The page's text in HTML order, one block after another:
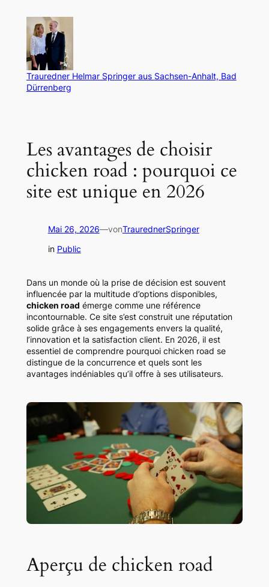
springen
Trauredner Helmar Springer aus Sachsen-Anhalt, Bad
Dürrenberg
Les avantages de choisir
chicken road : pourquoi ce
site est unique en 2026
Mai 26, 2026—vonTraurednerSpringer
in Public
Dans un monde où la prise de décision est souvent
influencée par la multitude d’options disponibles,
chicken road émerge comme une référence
incontournable. Ce site s’est construit une réputation
solide grâce à ses engagements envers la qualité,
l’innovation et la satisfaction client. En 2026, il est
essentiel de comprendre pourquoi chicken road se
distingue de la concurrence et quels sont les
avantages indéniables qu’il offre à ses utilisateurs.
Aperçu de chicken road